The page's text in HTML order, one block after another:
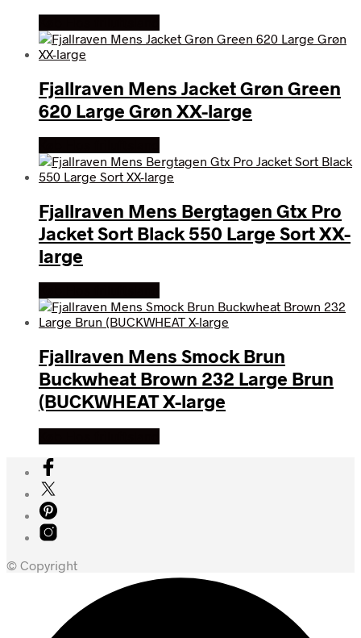
Fjallraven Mens Jacket Grøn Green
620 Large Grøn XX-large
Fjallraven Mens Bergtagen Gtx Pro
Jacket Sort Black 550 Large Sort XX-
large
Fjallraven Mens Smock Brun
Buckwheat Brown 232 Large Brun
(BUCKWHEAT X-large
© Copyright